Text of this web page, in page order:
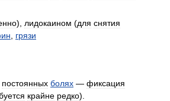
), лидокаином (для снятия
грязи
постоянных болях — фиксация
крайне редко).